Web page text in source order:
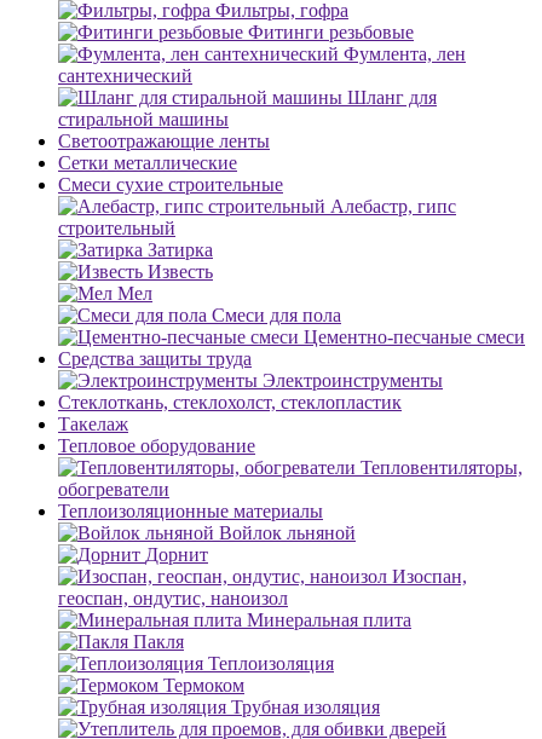
Фильтры, гофра
Фитинги резьбовые
Фумлента, лен
сантехнический
Шланг для
стиральной машины
Светоотражающие ленты
Сетки металлические
Смеси сухие строительные
Алебастр, гипс
строительный
Затирка
Известь
Мел
Смеси для пола
Цементно-песчаные смеси
Средства защиты труда
Электроинструменты
Стеклоткань, стеклохолст, стеклопластик
Такелаж
Тепловое оборудование
Тепловентиляторы,
обогреватели
Теплоизоляционные материалы
Войлок льняной
Дорнит
Изоспан,
геоспан, ондутис, наноизол
Минеральная плита
Пакля
Теплоизоляция
Термоком
Трубная изоляция